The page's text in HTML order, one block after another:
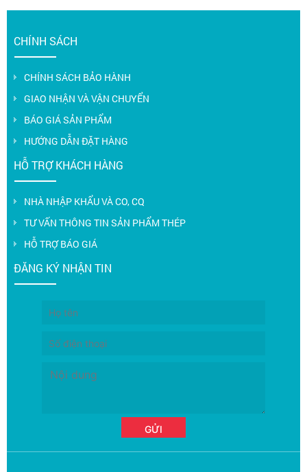
CHÍNH SÁCH
CHÍNH SÁCH BẢO HÀNH
GIAO NHẬN VÀ VẬN CHUYỂN
BÁO GIÁ SẢN PHẨM
HƯỚNG DẪN ĐẶT HÀNG
HỖ TRỢ KHÁCH HÀNG
NHÀ NHẬP KHẨU VÀ CO, CQ
TƯ VẤN THÔNG TIN SẢN PHẨM THÉP
HỖ TRỢ BÁO GIÁ
ĐĂNG KÝ NHẬN TIN